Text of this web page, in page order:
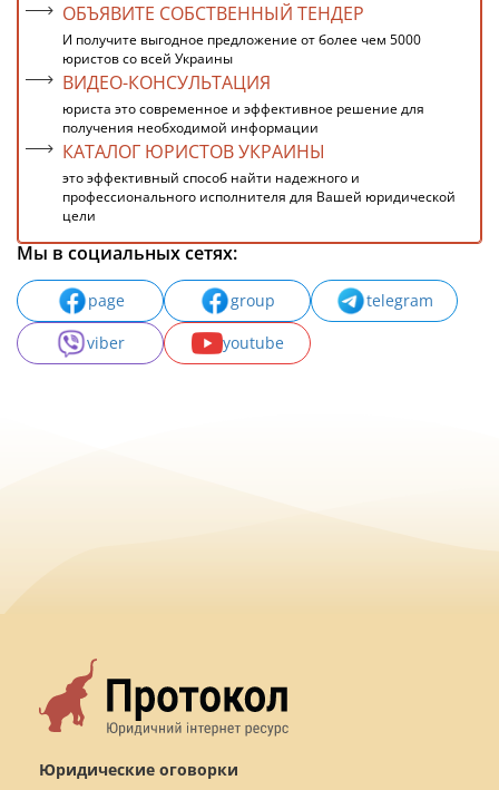
ОБЪЯВИТЕ СОБСТВЕННЫЙ ТЕНДЕР
И получите выгодное предложение от более чем 5000
юристов со всей Украины
ВИДЕО-КОНСУЛЬТАЦИЯ
юриста это современное и эффективное решение для
получения необходимой информации
КАТАЛОГ ЮРИСТОВ УКРАИНЫ
это эффективный способ найти надежного и
профессионального исполнителя для Вашей юридической
цели
Мы в социальных сетях:
page group
telegram
viber
youtube
Юридические оговорки